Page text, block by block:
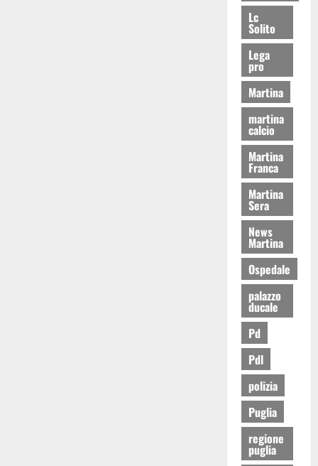
Lc
Solito
Lega
pro
Martina
martina
calcio
Martina
Franca
Martina
Sera
News
Martina
Ospedale
palazzo
ducale
Pd
Pdl
polizia
Puglia
regione
puglia